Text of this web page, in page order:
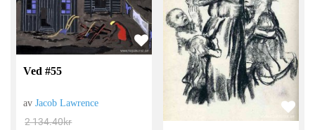
Ved #55
avJacob Lawrence
2 134.40kr